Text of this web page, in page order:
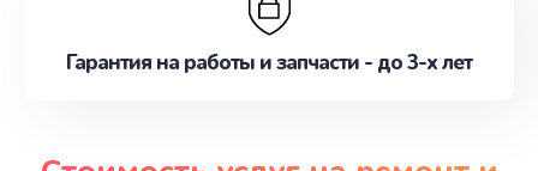
Гарантия на работы и запчасти - до 3-х лет